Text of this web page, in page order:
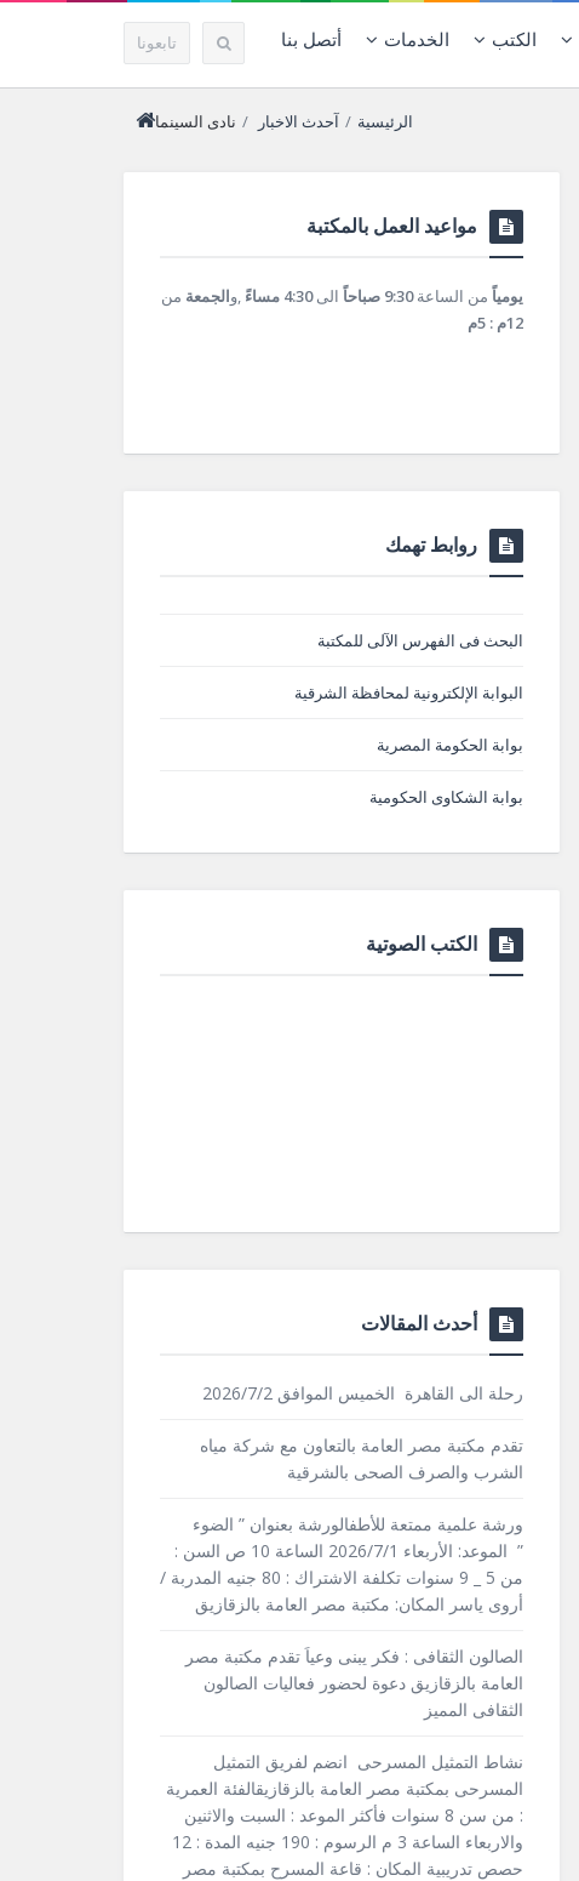
تابعونا الكتب الخدمات أتصل بنا
الرئيسية / آحدث الاخبار / نادى السينما
مواعيد العمل بالمكتبة
يومياً من الساعة9:30 صباحاً الى4:30 مساءً ,والجمعة من
12م : 5م
روابط تهمك
البحث فى الفهرس الآلى للمكتبة
البوابة الإلكترونية لمحافظة الشرقية
بوابة الحكومة المصرية
بوابة الشكاوى الحكومية
الكتب الصوتية
أحدث المقالات
رحلة الى القاهرة الخميس الموافق 2026/7/2
تقدم مكتبة مصر العامة بالتعاون مع شركة مياه
الشرب والصرف الصحى بالشرقية
ورشة علمية ممتعة للأطفالورشة بعنوان ” الضوء
” الموعد: الأربعاء 2026/7/1 الساعة 10 ص السن :
من 5 _ 9 سنوات تكلفة الاشتراك : 80 جنيه المدربة /
أروى ياسر المكان: مكتبة مصر العامة بالزقازيق
الصالون الثقافى : فكر يبنى وعياَ تقدم مكتبة مصر
العامة بالزقازيق دعوة لحضور فعاليات الصالون
الثقافى المميز
نشاط التمثيل المسرحى انضم لفريق التمثيل
المسرحى بمكتبة مصر العامة بالزقازيقالفئة العمرية
: من سن 8 سنوات فأكثر الموعد : السبت والاثنين
والاربعاء الساعة 3 م الرسوم : 190 جنيه المدة : 12
حصص تدريبية المكان : قاعة المسرح بمكتبة مصر